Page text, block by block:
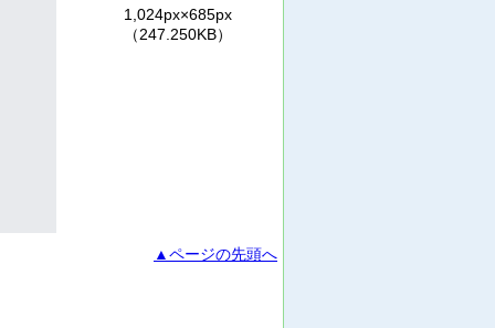
1,024px×685px
（247.250KB）
▲ページの先頭へ